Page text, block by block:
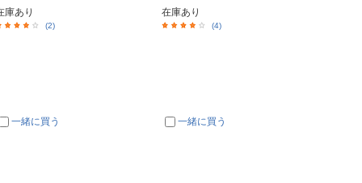
庫あり
(2)
一緒に買う
在庫あり
(4)
一緒に買う